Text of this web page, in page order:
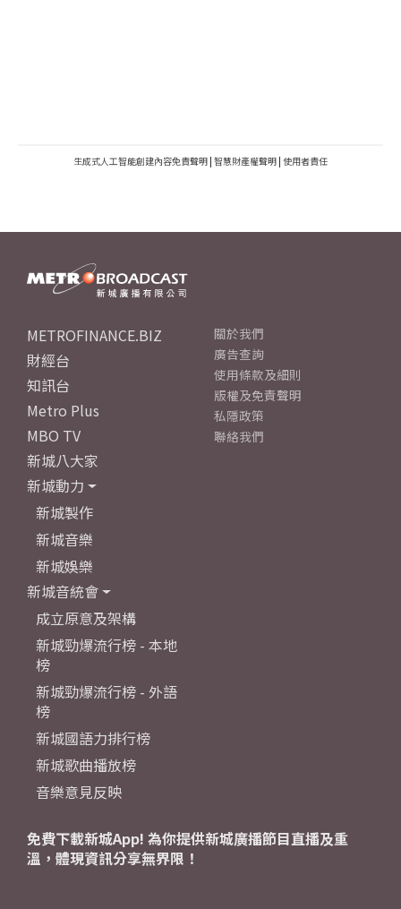
生成式人工智能創建內容免責聲明 | 智慧財產權聲明 | 使用者責任
METROFINANCE.BIZ
財經台
知訊台
Metro Plus
MBO TV
新城八大家
新城動力
新城製作
新城音樂
新城娛樂
新城音統會
成立原意及架構
新城勁爆流行榜 - 本地
榜
新城勁爆流行榜 - 外語
榜
新城國語力排行榜
新城歌曲播放榜
音樂意見反映
關於我們
廣告查詢
使用條款及細則
版權及免責聲明
私隱政策
聯絡我們
免費下載新城App! 為你提供新城廣播節目直播及重
溫，體現資訊分享無界限！